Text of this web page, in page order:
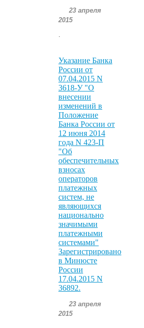
23 апреля
2015
.
Указание Банка
России от
07.04.2015 N
3618-У "О
внесении
изменений в
Положение
Банка России от
12 июня 2014
года N 423-П
"Об
обеспечительных
взносах
операторов
платежных
систем, не
являющихся
национально
значимыми
платежными
системами"
Зарегистрировано
в Минюсте
России
17.04.2015 N
36892.
23 апреля
2015